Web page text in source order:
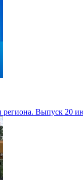
Выпуск 20